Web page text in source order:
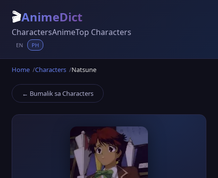
🎬AnimeDict
CharactersAnimeTop Characters
EN PH
Home Characters Natsune
← Bumalik sa Characters